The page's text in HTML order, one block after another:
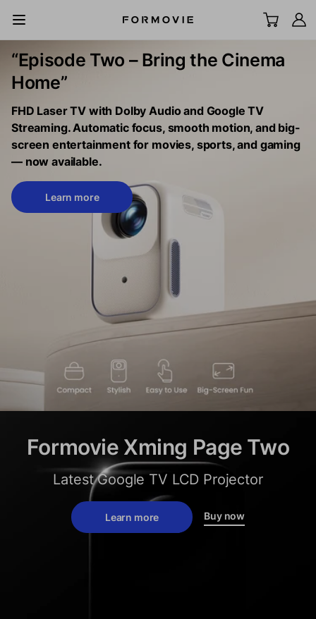
All Scenes
Proyector LCD
Pantalla
“Episode Two – Bring the Cinema
Home”
FHD Laser TV with Dolby Audio and Google TV
Streaming. Automatic focus, smooth motion, and big-
screen entertainment for movies, sports, and gaming
— now available.
Learn more
Formovie Xming Page Two
Latest Google TV LCD Projector
Learn more Buy now